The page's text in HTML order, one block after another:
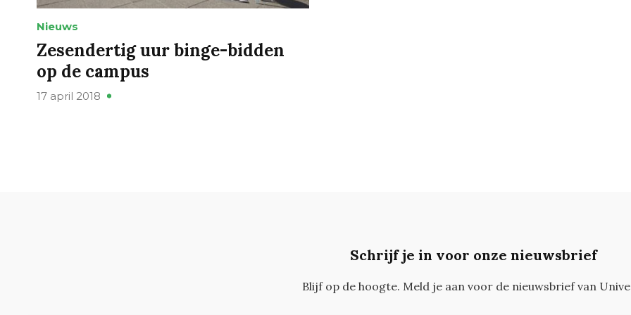
Nieuws
Zesendertig uur binge-bidden
op de campus
17 april 2018
Schrijf je in voor onze nieuwsbrief
Blijf op de hoogte. Meld je aan voor de nieuwsbrief van